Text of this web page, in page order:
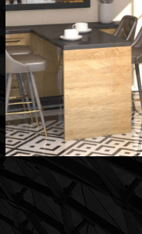
Devam Eden